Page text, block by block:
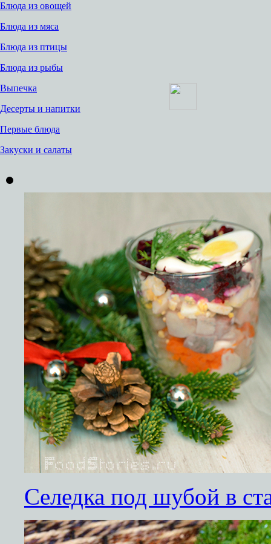
Блюда из овощей
Блюда из мяса
Блюда из птицы
Блюда из рыбы
Выпечка
Десерты и напитки
Первые блюда
Закуски и салаты
Селедка под шубой в